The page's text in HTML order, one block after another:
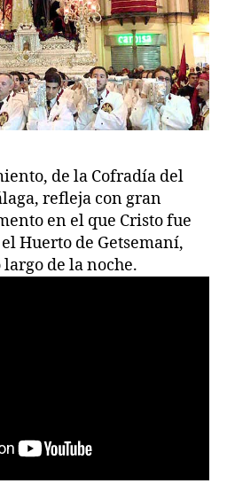
de la Cofradía del
refleja con gran
en el que Cristo fue
Huerto de Getsemaní,
de la noche.